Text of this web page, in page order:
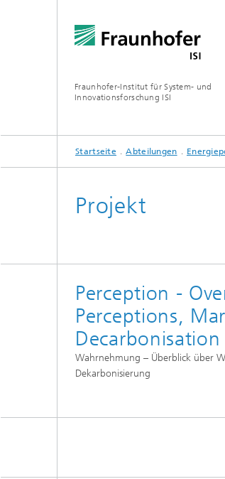
Fraunhofer-Institut für System- und
Innovationsforschung ISI
PROFIL
ABTEILUNGEN
THEMEN
JOINT INNOVATION HUB
Startseite Abteilungen
Projekt
Perception -
Perceptions,
Decarbonisation
Wahrnehmung – Überblick über
Dekarbonisierung